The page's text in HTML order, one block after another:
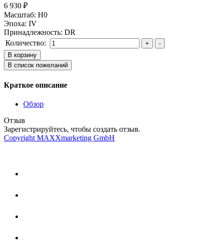
6 930 ₽
Масштаб: H0
Эпоха: IV
Принадлежность: DR
Количество:
Краткое описание
Обзор
Отзыв
Зарегистрируйтесь, чтобы создать отзыв.
Copyright MAXXmarketing GmbH